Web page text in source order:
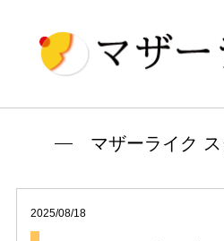
マザーライク
2025/08/18